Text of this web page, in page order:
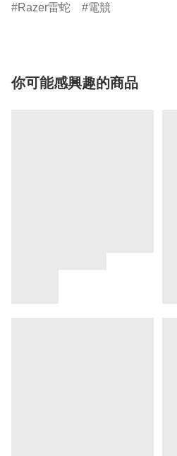
Razer雷蛇 電競
你可能感興趣的商品